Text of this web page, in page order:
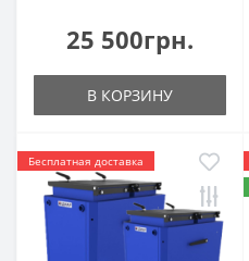
25 500грн.
В КОРЗИНУ
Бесплатная доставка